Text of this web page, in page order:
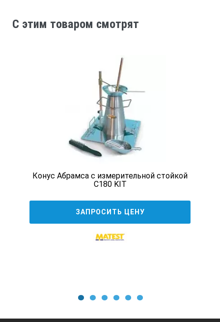
C этим товаром смотрят
Конус Абрамса с измерительной стойкой
C180 KIT
ЗАПРОСИТЬ ЦЕНУ